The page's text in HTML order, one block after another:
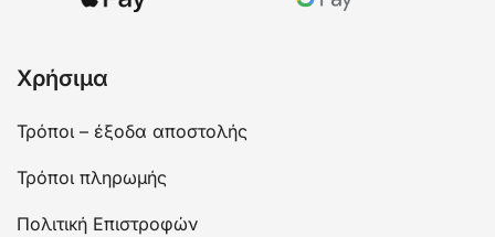
Χρήσιμα
Τρόποι – έξοδα αποστολής
Τρόποι πληρωμής
Πολιτική Επιστροφών